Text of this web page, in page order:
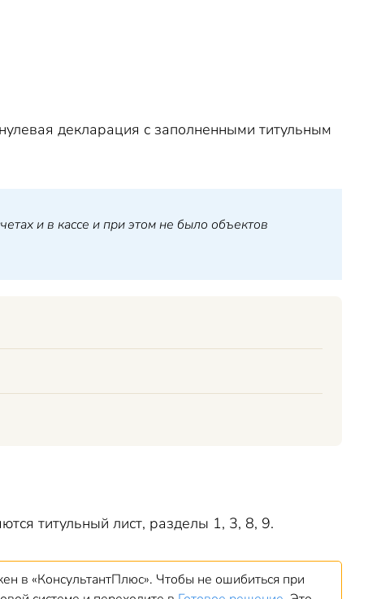
декларация с заполненными титульным
и в кассе и при этом не было объектов
титульный лист, разделы 1, 3, 8, 9.
в «КонсультантПлюс». Чтобы не ошибиться при